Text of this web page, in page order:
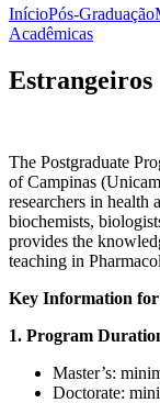
InícioPós-Graduação
Acadêmicas
Estrangeiros
The Postgraduate
of Campinas
researchers in health
biochemists,
provides the
teaching in
Key Information
1. Program
Master’s:
Doctorate: